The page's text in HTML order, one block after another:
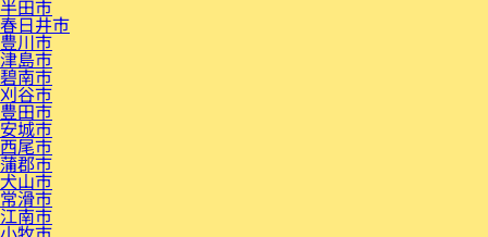
半田市
春日井市
豊川市
津島市
碧南市
刈谷市
豊田市
安城市
西尾市
蒲郡市
犬山市
常滑市
江南市